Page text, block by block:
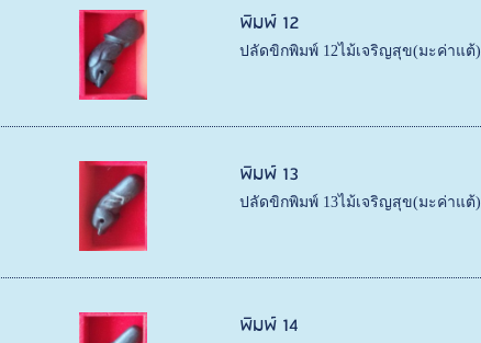
พิมพ์ 12
ปลัดขิกพิมพ์ 12ไม้เจริญสุข(มะค่าแต้)
พิมพ์ 13
ปลัดขิกพิมพ์ 13ไม้เจริญสุข(มะค่าแต้)
พิมพ์ 14